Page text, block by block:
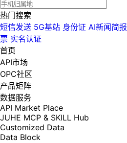
热门搜索
短信发送 5G基站 身份证 AI新闻简报
票 实名认证
首页
API市场
OPC社区
产品矩阵
数据服务
API Market Place
JUHE MCP & SKILL Hub
Customized Data
Data Block